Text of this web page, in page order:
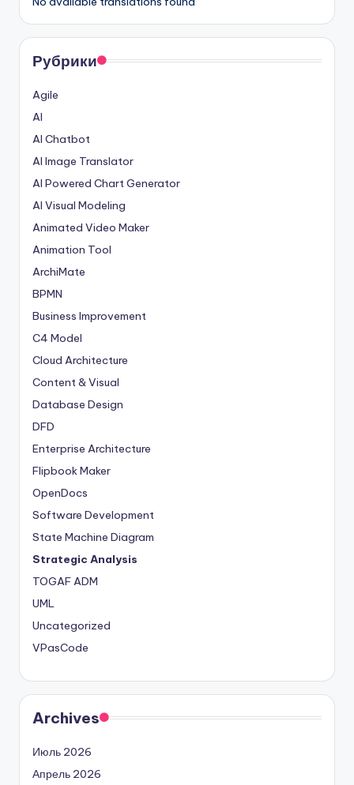
Рубрики
Agile
AI
AI Chatbot
AI Image Translator
AI Powered Chart Generator
AI Visual Modeling
Animated Video Maker
Animation Tool
ArchiMate
BPMN
Business Improvement
C4 Model
Cloud Architecture
Content & Visual
Database Design
DFD
Enterprise Architecture
Flipbook Maker
OpenDocs
Software Development
State Machine Diagram
Strategic Analysis
TOGAF ADM
UML
Uncategorized
VPasCode
Archives
Июль 2026
Апрель 2026